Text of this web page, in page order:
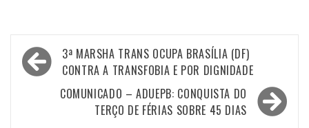
Navegação
de
3ª MARSHA TRANS OCUPA BRASÍLIA (DF)
CONTRA A TRANSFOBIA E POR DIGNIDADE
COMUNICADO – ADUEPB: CONQUISTA DO
TERÇO DE FÉRIAS SOBRE 45 DIAS